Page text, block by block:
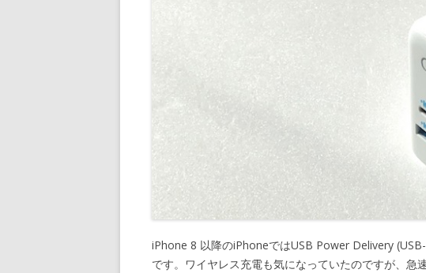
iPhone 8 以降のiPhoneではUSB Power Delivery
です。ワイヤレス充電も気になっていたのですが、急